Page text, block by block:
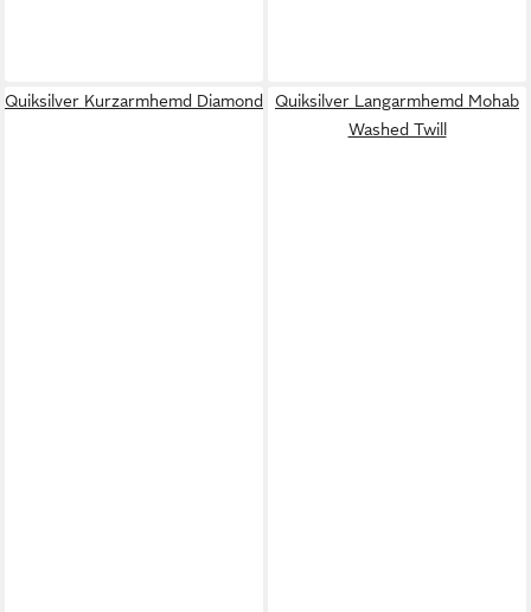
Quiksilver Kurzarmhemd Diamond
Quiksilver Langarmhemd Mohab
Washed Twill